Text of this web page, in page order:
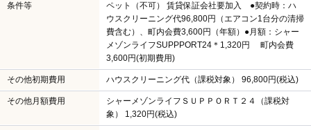
条件等
ペット（不可） 賃貸保証会社要加入 ●契約時：ハ
ウスクリーニング代96,800円（エアコン1台分の清掃
費含む）、町内会費3,600円（年額）●月額：シャー
メゾンライフSUPPPORT24＊1,320円 町内会費
3,600円(初期費用)
その他初期費用 ハウスクリーニング代（課税対象） 96,800円(税込)
その他月額費用
シャーメゾンライフＳＵＰＰＯＲＴ２４（課税対
象） 1,320円(税込)